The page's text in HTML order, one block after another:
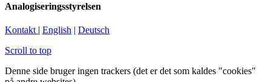
Analogiseringsstyrelsen
Kontakt | English | Deutsch
Scroll to top
Denne side bruger ingen trackers (det er det som kaldes "cookies"